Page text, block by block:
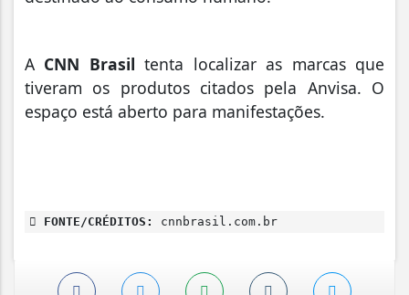
A CNN Brasil tenta localizar as marcas que
tiveram os produtos citados pela Anvisa. O
espaço está aberto para manifestações.
FONTE/CRÉDITOS: cnnbrasil.com.br